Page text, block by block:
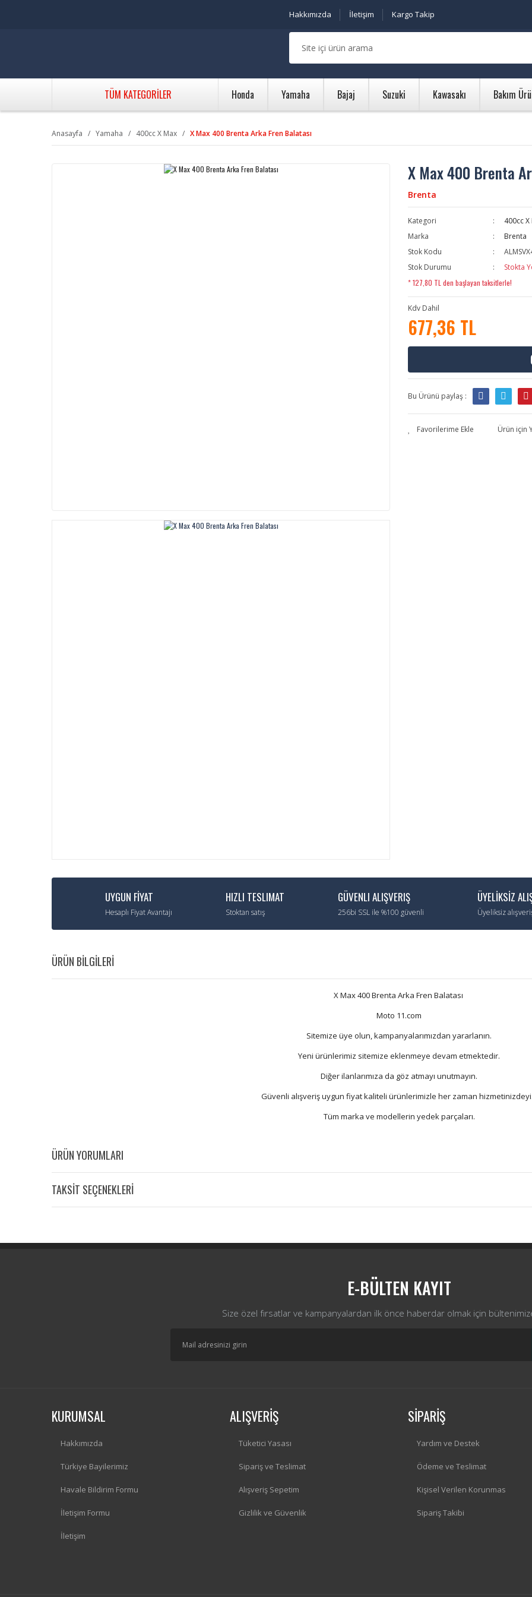
Hakkımızda İletişim Kargo Takip
TÜM KATEGORİLER Honda Yamaha Bajaj Suzuki Kawasakı Bakım
Anasayfa Yamaha 400cc X Max X Max 400 Brenta Arka Fren Balatası
X Max 400 Brenta
Brenta
Kategori
400cc X
Marka
Brenta
Stok Kodu
Stok Durumu
Stokta
* 127,80 TL den başlayan taksitlerle!
Kdv Dahil
677,36 TL
Bu Ürünü paylaş :
Ürün için
UYGUN FİYAT
Hesaplı Fiyat Avantajı
HIZLI TESLIMAT
Stoktan satış
GÜVENLI ALIŞVERIŞ
256bi SSL ile %100 güvenli
ÜYELİKSİZ
Üyeliksiz
ÜRÜN BİLGİLERİ
X Max 400 Brenta Arka Fren Balatası
Moto 11.com
Sitemize üye olun, kampanyalarımızdan yararlanın.
Yeni ürünlerimiz sitemize eklenmeye devam etmektedir.
Diğer ilanlarımıza da göz atmayı unutmayın.
Güvenli alışveriş uygun fiyat kaliteli ürünlerimizle her zaman
Tüm marka ve modellerin yedek parçaları.
ÜRÜN YORUMLARI
TAKSİT SEÇENEKLERİ
E-BÜLTEN KAYIT
Size özel fırsatlar ve kampanyalardan ilk önce haberdar olmak için
KURUMSAL
Hakkımızda
Türkiye Bayilerimiz
Havale Bildirim Formu
İletişim Formu
İletişim
ALIŞVERİŞ
Tüketici Yasası
Sipariş ve Teslimat
Alışveriş Sepetim
Gizlilik ve Güvenlik
SİPARİŞ
Yardım ve Destek
Ödeme ve Teslimat
Kişisel Verilen Korunmas
Sipariş Takibi